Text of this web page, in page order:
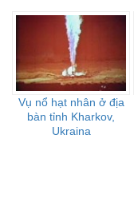
Vụ nổ hạt nhân ở địa
bàn tỉnh Kharkov,
Ukraina